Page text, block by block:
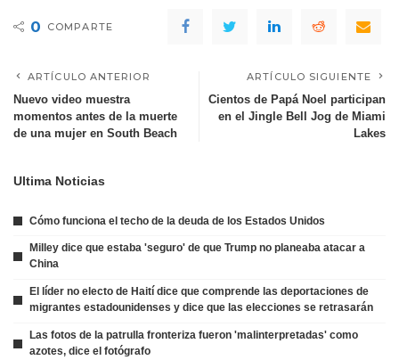
0 COMPARTE
ARTÍCULO ANTERIOR
Nuevo video muestra
momentos antes de la muerte
de una mujer en South Beach
ARTÍCULO SIGUIENTE
Cientos de Papá Noel participan
en el Jingle Bell Jog de Miami
Lakes
Ultima Noticias
Cómo funciona el techo de la deuda de los Estados Unidos
Milley dice que estaba 'seguro' de que Trump no planeaba atacar a
China
El líder no electo de Haití dice que comprende las deportaciones de
migrantes estadounidenses y dice que las elecciones se retrasarán
Las fotos de la patrulla fronteriza fueron 'malinterpretadas' como
azotes, dice el fotógrafo